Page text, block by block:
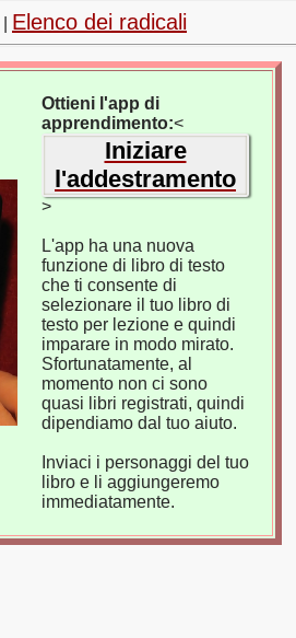
Elenco dei radicali
Ottieni l'app di
apprendimento:<
Iniziare
l'addestramento
>
L'app ha una nuova
funzione di libro di testo
che ti consente di
selezionare il tuo libro di
testo per lezione e quindi
imparare in modo mirato.
Sfortunatamente, al
momento non ci sono
quasi libri registrati, quindi
dipendiamo dal tuo aiuto.
Inviaci i personaggi del tuo
libro e li aggiungeremo
immediatamente.